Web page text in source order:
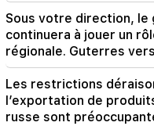
Sous votre direction, le
continuera à jouer un
régionale. Guterres
Les restrictions
l’exportation de
russe sont